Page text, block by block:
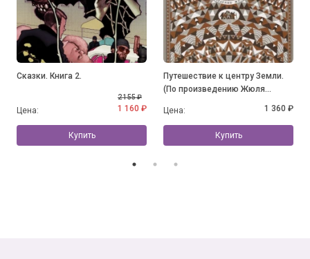
Сказки. Книга 2.
Цена:
2 155 ₽
1 160 ₽
Купить
Путешествие к центру Земли.
(По произведению Жюля
Цена:
1 360 ₽
Купить